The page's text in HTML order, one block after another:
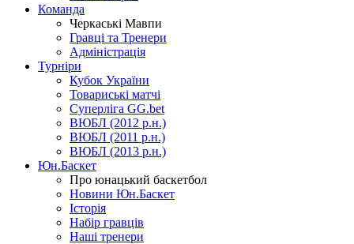
Команда
Черкаські Мавпи
Гравці та Тренери
Адміністрація
Турніри
Кубок України
Товариські матчі
Суперліга GG.bet
ВЮБЛ (2012 р.н.)
ВЮБЛ (2011 р.н.)
ВЮБЛ (2013 р.н.)
Юн.Баскет
Про юнацький баскетбол
Новини Юн.Баскет
Історія
Набір гравців
Наші тренери